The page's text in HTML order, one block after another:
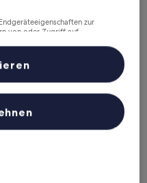
and books
books
zur
von oder Zugriff auf
der Performance von Inhalten,
und Verbesserung von